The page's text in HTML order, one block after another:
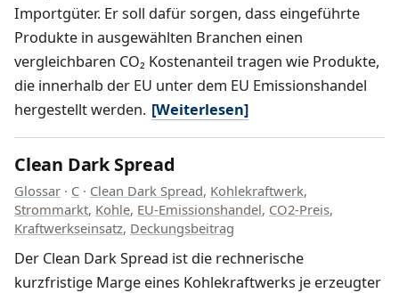
Importgüter. Er soll dafür sorgen, dass eingeführte
Produkte in ausgewählten Branchen einen
vergleichbaren CO₂ Kostenanteil tragen wie Produkte,
die innerhalb der EU unter dem EU Emissionshandel
hergestellt werden. [Weiterlesen]
Clean Dark Spread
Glossar · C · Clean Dark Spread, Kohlekraftwerk,
Strommarkt, Kohle, EU-Emissionshandel, CO2-Preis,
Kraftwerkseinsatz, Deckungsbeitrag
Der Clean Dark Spread ist die rechnerische
kurzfristige Marge eines Kohlekraftwerks je erzeugter